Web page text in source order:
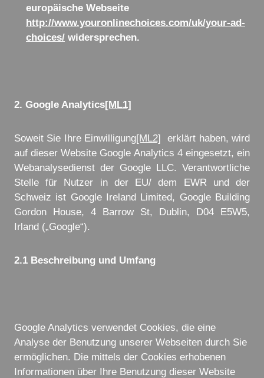
europäische Webseite
http://www.youronlinechoices.com/uk/your-ad-
choices/ widersprechen.
2. Google Analytics[ML1]
Soweit Sie Ihre Einwilligung[ML2]
erklärt haben, wird
auf dieser Website Google Analytics 4 eingesetzt, ein
Webanalysedienst der Google LLC. Verantwortliche
Stelle für Nutzer in der EU/ dem EWR und der
Schweiz ist Google Ireland Limited, Google Building
Gordon House, 4 Barrow St, Dublin, D04 E5W5,
Irland („Google“).
2.1 Beschreibung und Umfang
Google Analytics verwendet Cookies, die eine
Analyse der Benutzung unserer Webseiten durch Sie
ermöglichen. Die mittels der Cookies erhobenen
Informationen über Ihre Benutzung dieser Website